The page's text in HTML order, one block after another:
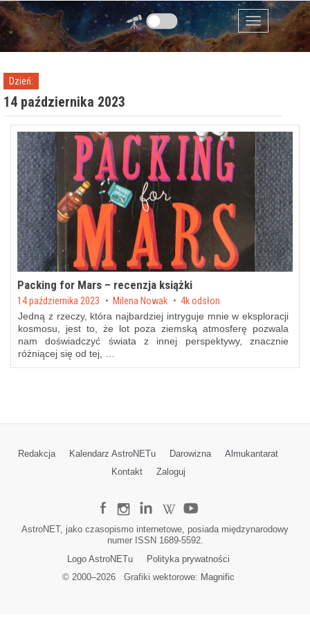
Przejdź do zawartości
Menu
Dzień:
14 października 2023
Packing for Mars – recenzja książki
Posted on
14 października 2023 byMilena Nowak 4k odsłon
Jedną z rzeczy, która najbardziej intryguje mnie w eksploracji
kosmosu, jest to, że lot poza ziemską atmosferę pozwala
nam doświadczyć świata z innej perspektywy, znacznie
różniącej się od tej, …
Redakcja Kalendarz AstroNETu Darowizna
Almukantarat
Kontakt
Zaloguj
AstroNET, jako czasopismo internetowe, posiada międzynarodowy
numer ISSN 1689-5592.
Logo AstroNETu
Polityka prywatności
© 2000–2026Grafiki wektorowe: Magnific